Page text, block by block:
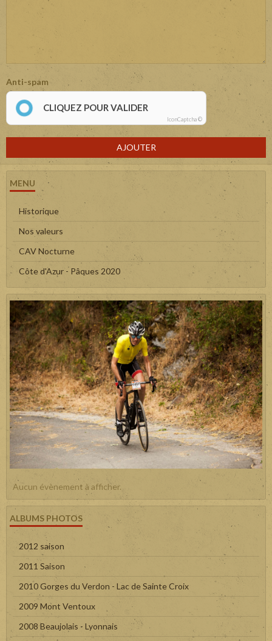
Anti-spam
CLIQUEZ POUR VALIDER
IconCaptcha ©
AJOUTER
MENU
Historique
Nos valeurs
CAV Nocturne
Côte d'Azur - Pâques 2020
Aucun évènement à afficher.
ALBUMS PHOTOS
2012 saison
2011 Saison
2010 Gorges du Verdon - Lac de Sainte Croix
2009 Mont Ventoux
2008 Beaujolais - Lyonnais